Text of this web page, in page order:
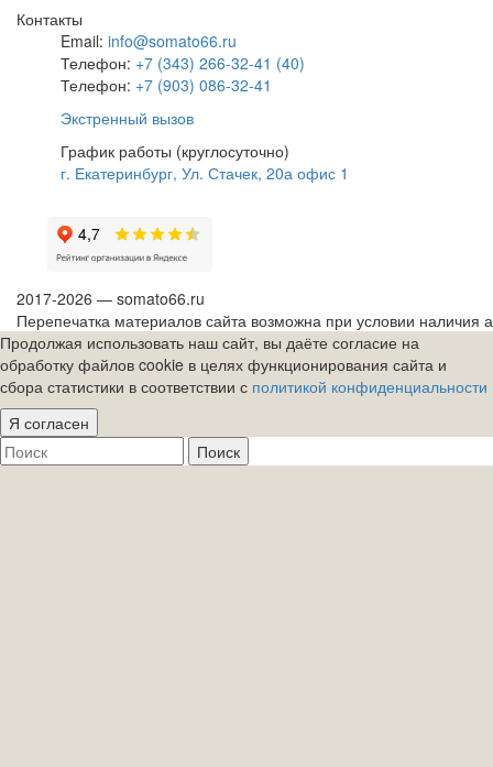
Контакты
Email: info@somato66.ru
Телефон: +7 (343) 266-32-41 (40)
Телефон: +7 (903) 086-32-41
Экстренный вызов
График работы (круглосуточно)
г. Екатеринбург, Ул. Стачек, 20а офис 1
2017-2026 — somato66.ru
Перепечатка материалов сайта возможна при условии наличия
Продолжая использовать наш сайт, вы даёте согласие на
обработку файлов cookie в целях функционирования сайта и
сбора статистики в соответствии с политикой конфиденциальности
Я согласен
Поиск